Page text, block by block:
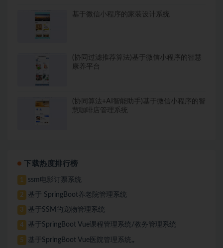
基于微信小程序的家装设计系统
(协同过滤推荐算法)基于微信小程序的智慧
康养平台
(协同算法+AI智能助手)基于微信小程序的智
慧咖啡店管理系统
下载热度排行榜
1 ssm电影订票系统
2 基于 SpringBoot养老院管理系统
3 基于SSM的宠物管理系统
4 基于SpringBoot Vue课程管理系统/教务管理系统
5 基于SpringBoot Vue医院管理系统,,